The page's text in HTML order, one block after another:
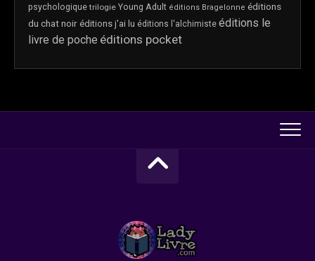
psychologique trilogie Young Adult éditions Bragelonne éditions
du chat noir éditions j'ai lu éditions l'alchimiste éditions le
livre de poche éditions pocket